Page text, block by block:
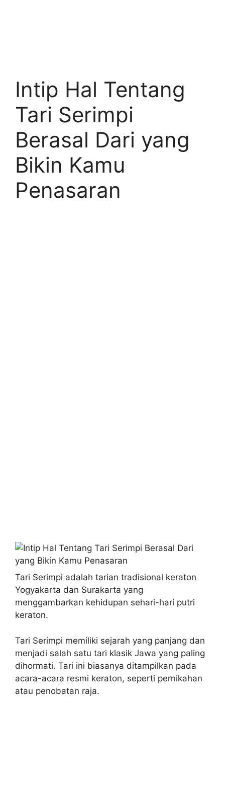
Intip Hal Tentang
Tari Serimpi
Berasal Dari yang
Bikin Kamu
Penasaran
Tari Serimpi adalah tarian tradisional keraton
Yogyakarta dan Surakarta yang
menggambarkan kehidupan sehari-hari putri
keraton.
Tari Serimpi memiliki sejarah yang panjang dan
menjadi salah satu tari klasik Jawa yang paling
dihormati. Tari ini biasanya ditampilkan pada
acara-acara resmi keraton, seperti pernikahan
atau penobatan raja.